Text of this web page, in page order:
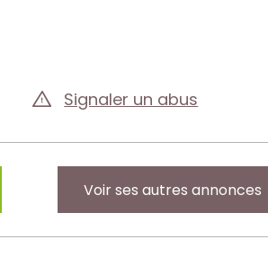
Signaler un abus
Voir ses autres annonces